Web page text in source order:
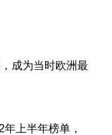
成为当时欧洲最
上半年榜单，